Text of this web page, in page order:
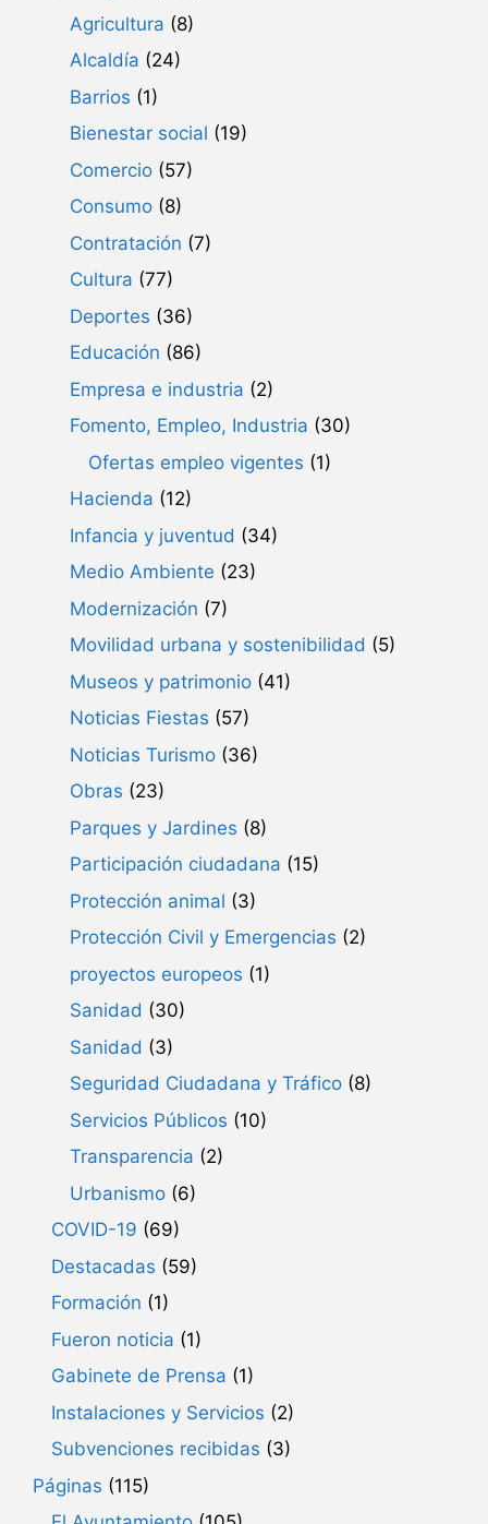
Agricultura (8)
Alcaldía (24)
Barrios (1)
Bienestar social (19)
Comercio (57)
Consumo (8)
Contratación (7)
Cultura (77)
Deportes (36)
Educación (86)
Empresa e industria (2)
Fomento, Empleo, Industria (30)
Ofertas empleo vigentes (1)
Hacienda (12)
Infancia y juventud (34)
Medio Ambiente (23)
Modernización (7)
Movilidad urbana y sostenibilidad (5)
Museos y patrimonio (41)
Noticias Fiestas (57)
Noticias Turismo (36)
Obras (23)
Parques y Jardines (8)
Participación ciudadana (15)
Protección animal (3)
Protección Civil y Emergencias (2)
proyectos europeos (1)
Sanidad (30)
Sanidad (3)
Seguridad Ciudadana y Tráfico (8)
Servicios Públicos (10)
Transparencia (2)
Urbanismo (6)
COVID-19 (69)
Destacadas (59)
Formación (1)
Fueron noticia (1)
Gabinete de Prensa (1)
Instalaciones y Servicios (2)
Subvenciones recibidas (3)
Páginas (115)